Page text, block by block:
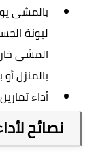
ليونة
المشى
بالمنزل
أداء
نصائح